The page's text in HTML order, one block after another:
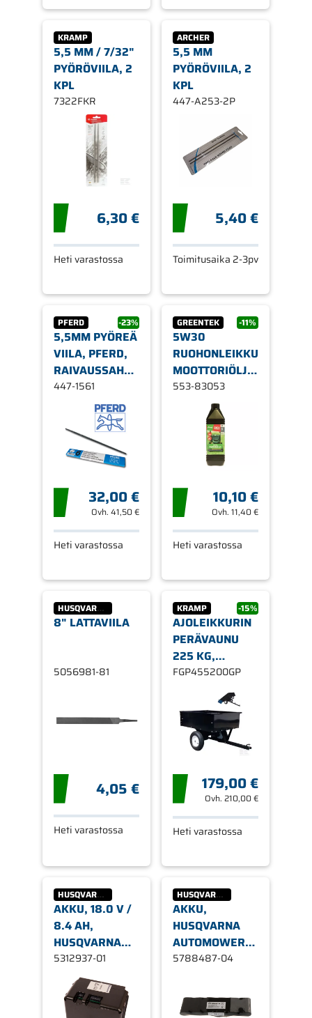
KRAMP
5,5 MM / 7/32"
PYÖRÖVIILA, 2
KPL
7322FKR
6,30 €
Heti varastossa
ARCHER
5,5 MM
PYÖRÖVIILA, 2
KPL
447-A253-2P
5,40 €
Toimitusaika 2-3pv
PFERD -23%
5,5MM PYÖREÄ
VIILA, PFERD,
RAIVAUSSAHAT
(YKSIKKÖHINTA
LAATIKOSSA
447-1561
32,00 €
Ovh. 41,50 €
Heti varastossa
GREENTEK -11%
5W30
RUOHONLEIKKURI/
MOOTTORIÖLJY
GREENTEK,
SYNTEETTINEN,
1 LITRA X1-R
553-83053
10,10 €
Ovh.11,40 €
Heti varastossa
HUSQVARNA
8" LATTAVIILA
5056981-81
4,05 €
Heti varastossa
KRAMP -15%
AJOLEIKKURIN
PERÄVAUNU
225 KG,
GOPART
FGP455200GP
179,00 €
Ovh.210,00 €
Heti varastossa
HUSQVARNA
AKKU, 18.0 V /
8.4 AH,
HUSQVARNA
AUTOMOWER
450X NERA
5312937-01
HUSQVARNA
AKKU,
HUSQVARNA
AUTOMOWER
265
5788487-04